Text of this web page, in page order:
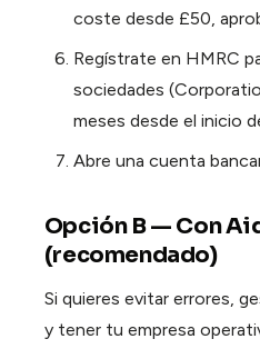
coste desde £50,
Regístrate en HMRC
sociedades
meses desde el inicio
Abre una cuenta
Opción B — Con
(recomendado)
Si quieres evitar errores,
y tener tu empresa